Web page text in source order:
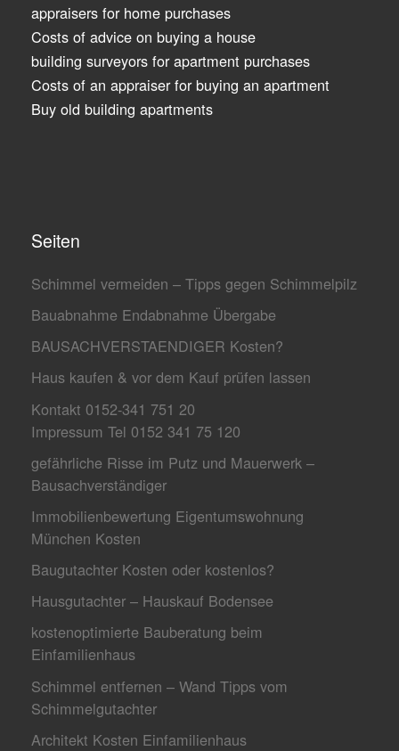
appraisers for home purchases
Costs of advice on buying a house
building surveyors for apartment purchases
Costs of an appraiser for buying an apartment
Buy old building apartments
Seiten
Schimmel vermeiden – Tipps gegen Schimmelpilz
Bauabnahme Endabnahme Übergabe
BAUSACHVERSTAENDIGER Kosten?
Haus kaufen & vor dem Kauf prüfen lassen
Kontakt 0152-341 751 20
Impressum Tel 0152 341 75 120
gefährliche Risse im Putz und Mauerwerk –
Bausachverständiger
Immobilienbewertung Eigentumswohnung
München Kosten
Baugutachter Kosten oder kostenlos?
Hausgutachter – Hauskauf Bodensee
kostenoptimierte Bauberatung beim
Einfamilienhaus
Schimmel entfernen – Wand Tipps vom
Schimmelgutachter
Architekt Kosten Einfamilienhaus